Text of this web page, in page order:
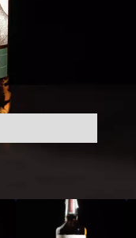
si distingue per la
di erbe, spezie e